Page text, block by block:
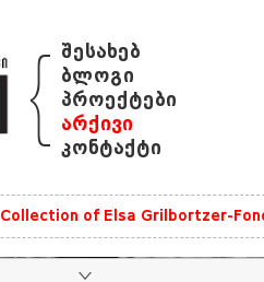
{ შესახებ
ბლოგი
პროექტები
არქივი
კონტაქტი
Collection of Elsa Grilbortzer-